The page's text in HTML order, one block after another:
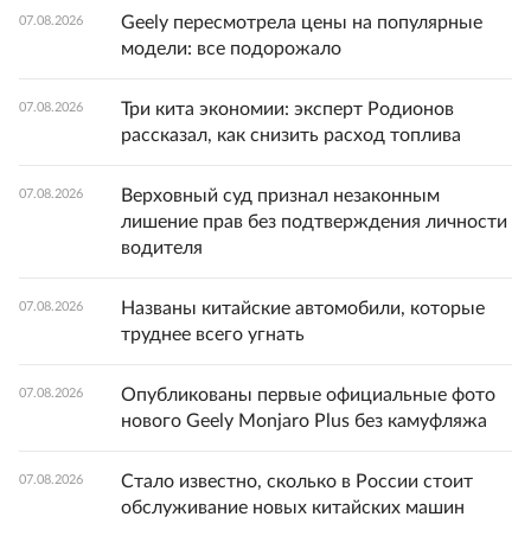
07.08.2026
Geely пересмотрела цены на популярные
модели: все подорожало
07.08.2026
Три кита экономии: эксперт Родионов
рассказал, как снизить расход топлива
07.08.2026
Верховный суд признал незаконным
лишение прав без подтверждения личности
водителя
07.08.2026
Названы китайские автомобили, которые
труднее всего угнать
07.08.2026
Опубликованы первые официальные фото
нового Geely Monjaro Plus без камуфляжа
07.08.2026
Стало известно, сколько в России стоит
обслуживание новых китайских машин